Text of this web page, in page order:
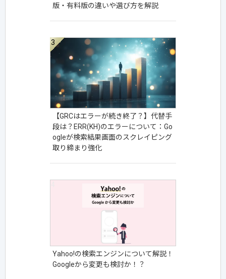
版・有料版の違いや選び方を解説
【GRCはエラーが続き終了？】代替手
段は？ERR(KH)のエラーについて：Go
ogleが検索結果画面のスクレイピング
取り締まり強化
Yahoo!の検索エンジンについて解説！
Googleから変更も検討か！？